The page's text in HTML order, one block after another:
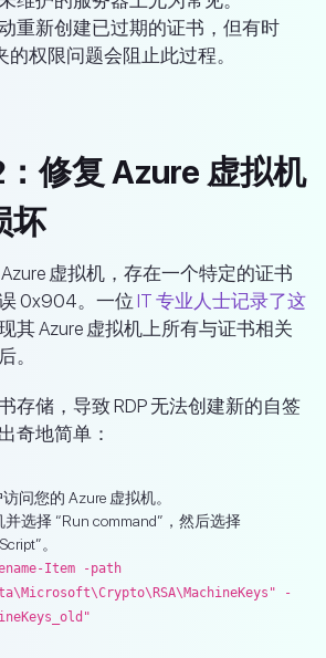
重新创建已过期的证书，但有时
的权限问题会阻止此过程。
修复 Azure 虚拟机
坏
虚拟机，存在一个特定的证书
0x904。一位 IT 专业人士记录了这
其 Azure 虚拟机上所有与证书相关
。
存储，导致 RDP 无法创建新的自签
奇地简单：
问您的 Azure 虚拟机。
选择 “Run command”，然后选择
。
Item -path
-